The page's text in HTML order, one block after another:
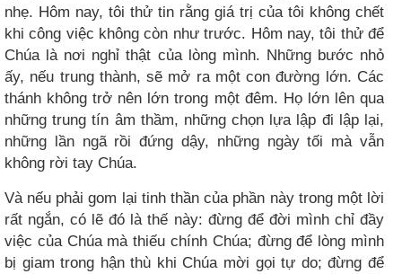
nhẹ. Hôm nay, tôi thử tin rằng giá trị của tôi không chết
khi công việc không còn như trước. Hôm nay, tôi thử để
Chúa là nơi nghỉ thật của lòng mình. Những bước nhỏ
ấy, nếu trung thành, sẽ mở ra một con đường lớn. Các
thánh không trở nên lớn trong một đêm. Họ lớn lên qua
những trung tín âm thầm, những chọn lựa lập đi lập lại,
những lần ngã rồi đứng dậy, những ngày tối mà vẫn
không rời tay Chúa.
Và nếu phải gom lại tinh thần của phần này trong một lời
rất ngắn, có lẽ đó là thế này: đừng để đời mình chỉ đầy
việc của Chúa mà thiếu chính Chúa; đừng để lòng mình
bị giam trong hận thù khi Chúa mời gọi tự do; đừng để